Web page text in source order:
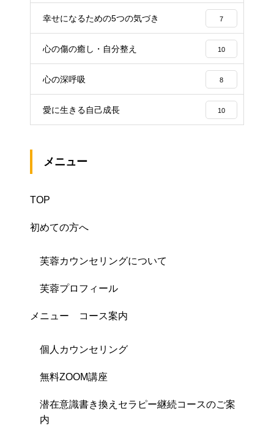
幸せになるための5つの気づき 7
心の傷の癒し・自分整え 10
心の深呼吸 8
愛に生きる自己成長 10
メニュー
TOP
初めての方へ
芙蓉カウンセリングについて
芙蓉プロフィール
メニュー コース案内
個人カウンセリング
無料ZOOM講座
潜在意識書き換えセラピー継続コースのご案
内